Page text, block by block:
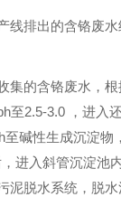
线排出的含铬废
集的含铬废水，根
至2.5-3.0 ，进入
碱性生成沉淀物
进入斜管沉淀池
泥脱水系统，脱